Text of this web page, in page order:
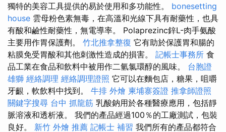
獨特的美容工具提供的易於使用和多功能性。 bonesetting
house 雲母粉色素無毒，在高溫和光線下具有耐藥性，也具
有酸和鹼性耐藥性，無電導率。 Polaprezinc鋅L-肉手氨酸
主要用作胃保護劑。 竹北推拿整復 它有助於保護胃和腸的
粘膜免受胃酸和其他刺激性造成的損害。 記帳士事務所 食
品工業在食品和飲料中被用作二氫氯環醇的風味。 台胞證
雄獅 經絡調理 經絡調理證照 它可以在麵包店，糖果，咀嚼
牙齦，軟飲料中找到。 牛排 外燴 柬埔寨簽證 推拿師證照
關鍵字搜尋 台中 抓龍筋 乳酸鈉用於各種醫療應用，包括靜
脈溶液和透析液。 我們的產品經過100％的工廠測試，包裝
良好。 新竹 外燴 推薦 記帳士 補習 我們所有的產品都符合